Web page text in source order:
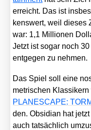
erreicht. Das ist
kens­wert, weil die­ses
war: 1,1 Mil­lio­nen
Jetzt ist sogar noch
ent­ge­gen zu neh­men.
Das Spiel soll eine
me­tri­schen Klas­si­kern
PLANESCAPE:
den. Obsi­di­an hat
auch tat­säch­lich